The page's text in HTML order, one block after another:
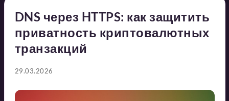
DNS через HTTPS: как защитить
приватность криптовалютных
транзакций
29.03.2026